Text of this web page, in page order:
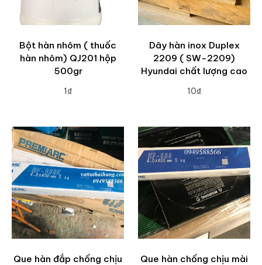
Bột hàn nhôm ( thuốc
hàn nhôm) QJ201 hộp
500gr
1₫
Dây hàn inox Duplex
2209 ( SW-2209)
Hyundai chất lượng cao
10₫
Que hàn đắp chống chịu
Que hàn chống chịu mài